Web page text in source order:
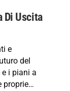
Di Uscita
e
del
i piani a
proprie…